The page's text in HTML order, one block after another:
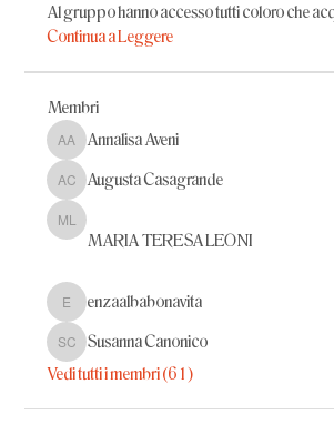
Al gruppo hanno accesso tutti coloro che
Continua a Leggere
Membri
Annalisa Aveni
Annalisa Aveni
Augusta Casagrande
Augusta Casagrande
MARIA TERESA LEONI
MARIA TERESA LEONI
enzaalbabonavita
enzaalbabonavita
Susanna Canonico
Susanna Canonico
Vedi tutti i membri (61)